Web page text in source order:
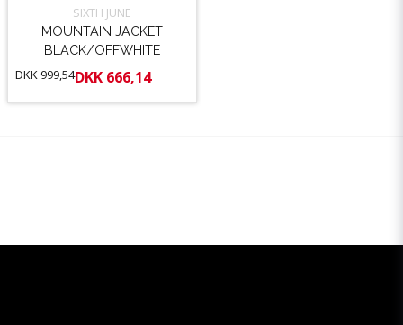
SIXTH JUNE
MOUNTAIN JACKET
BLACK/OFFWHITE
DKK 999,54DKK 666,14